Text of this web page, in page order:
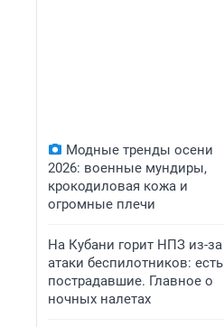
Модные тренды осени
2026: военные мундиры,
крокодиловая кожа и
огромные плечи
На Кубани горит НПЗ из-за
атаки беспилотников: есть
пострадавшие. Главное о
ночных налетах